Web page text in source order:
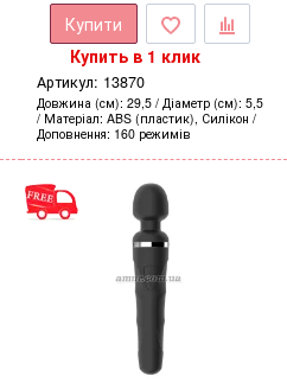
Купити
Купить в 1 клик
Артикул: 13870
Довжина (см) 29,5 Діаметр (см) 5,5
Матеріал ABS (пластик), Силікон
Доповнення 160 режимів